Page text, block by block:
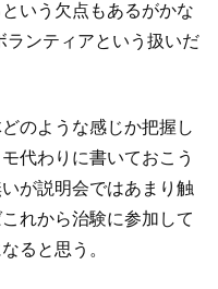
いう欠点もあるがかな
ランティアという扱いだ
のような感じか把握し
代わりに書いておこう
が説明会ではあまり触
れから治験に参加して
ると思う。